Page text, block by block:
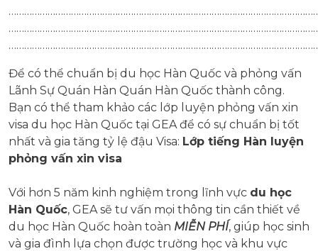
Để có thể chuẩn bị du học Hàn Quốc và phỏng vấn
Lãnh Sự Quán Hàn Quán Hàn Quốc thành công.
Bạn có thể tham khảo các lớp luyện phỏng vấn xin
visa du học Hàn Quốc tại GEA để có sự chuẩn bị tốt
nhất và gia tăng tỷ lệ đậu Visa: Lớp tiếng Hàn luyện
phỏng vấn xin visa
Với hơn 5 năm kinh nghiệm trong lĩnh vực du học
Hàn Quốc, GEA sẽ tư vấn mọi thông tin cần thiết về
du học Hàn Quốc hoàn toàn MIỄN PHÍ, giúp học sinh
và gia đình lựa chọn được trường học và khu vực